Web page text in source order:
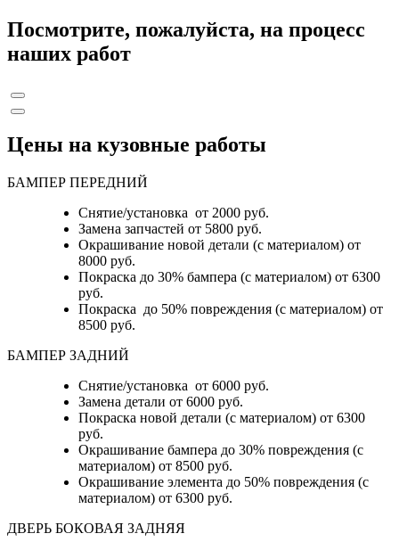
Посмотрите, пожалуйста, на процесс
наших работ
Цены на кузовные работы
БАМПЕР ПЕРЕДНИЙ
Снятие/установка от 2000 руб.
Замена запчастей от 5800 руб.
Окрашивание новой детали (с материалом) от
8000 руб.
Покраска до 30% бампера (с материалом) от 6300
руб.
Покраска до 50% повреждения (с материалом) от
8500 руб.
БАМПЕР ЗАДНИЙ
Снятие/установка от 6000 руб.
Замена детали от 6000 руб.
Покраска новой детали (с материалом) от 6300
руб.
Окрашивание бампера до 30% повреждения (с
материалом) от 8500 руб.
Окрашивание элемента до 50% повреждения (с
материалом) от 6300 руб.
ДВЕРЬ БОКОВАЯ ЗАДНЯЯ